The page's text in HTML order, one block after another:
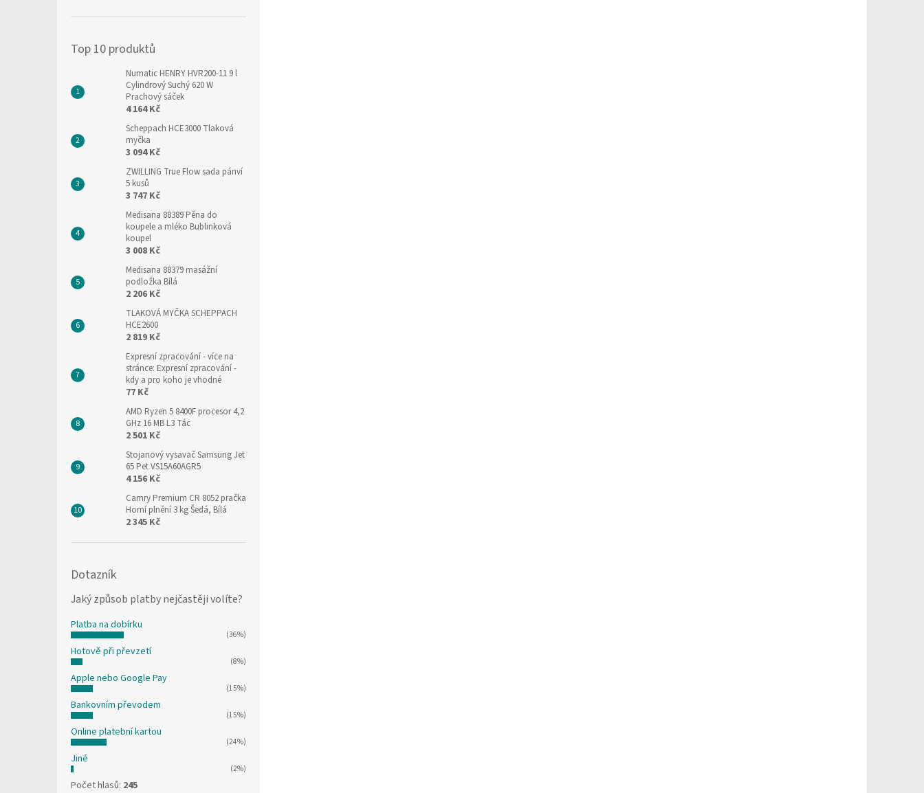
Top 10 produktů
Numatic HENRY HVR200-11 9 l
Cylindrový Suchý 620 W
Prachový sáček
4 164 Kč
Scheppach HCE3000 Tlaková
myčka
3 094 Kč
ZWILLING True Flow sada pánví
5 kusů
3 747 Kč
Medisana 88389 Pěna do
koupele a mléko Bublinková
koupel
3 008 Kč
Medisana 88379 masážní
podložka Bílá
2 206 Kč
TLAKOVÁ MYČKA SCHEPPACH
HCE2600
2 819 Kč
Expresní zpracování- více na
stránce: Expresní zpracování -
kdy a pro koho je vhodné
77 Kč
AMD Ryzen 5 8400F procesor 4,2
GHz 16 MB L3 Tác
2 501 Kč
Stojanový vysavač Samsung Jet
65 Pet VS15A60AGR5
4 156 Kč
Camry Premium CR 8052 pračka
Horní plnění 3 kg Šedá, Bílá
2 345 Kč
Dotazník
Jaký způsob platby nejčastěji volíte?
Platba na dobírku
(36%)
Hotově při převzetí
(8%)
Apple nebo Google Pay
(15%)
Bankovním převodem
(15%)
Online platební kartou
(24%)
Jiné
(2%)
Počet hlasů: 245